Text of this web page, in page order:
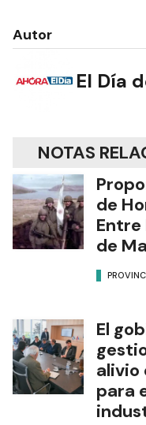
Autor
El Día
NOTAS
de
Entre
de
El
alivio
para